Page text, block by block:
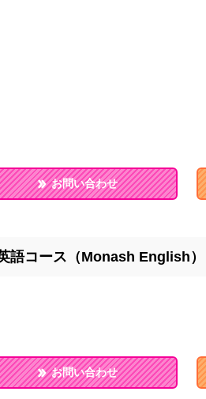
お問い合わせ
語コース（Monash English）
お問い合わせ